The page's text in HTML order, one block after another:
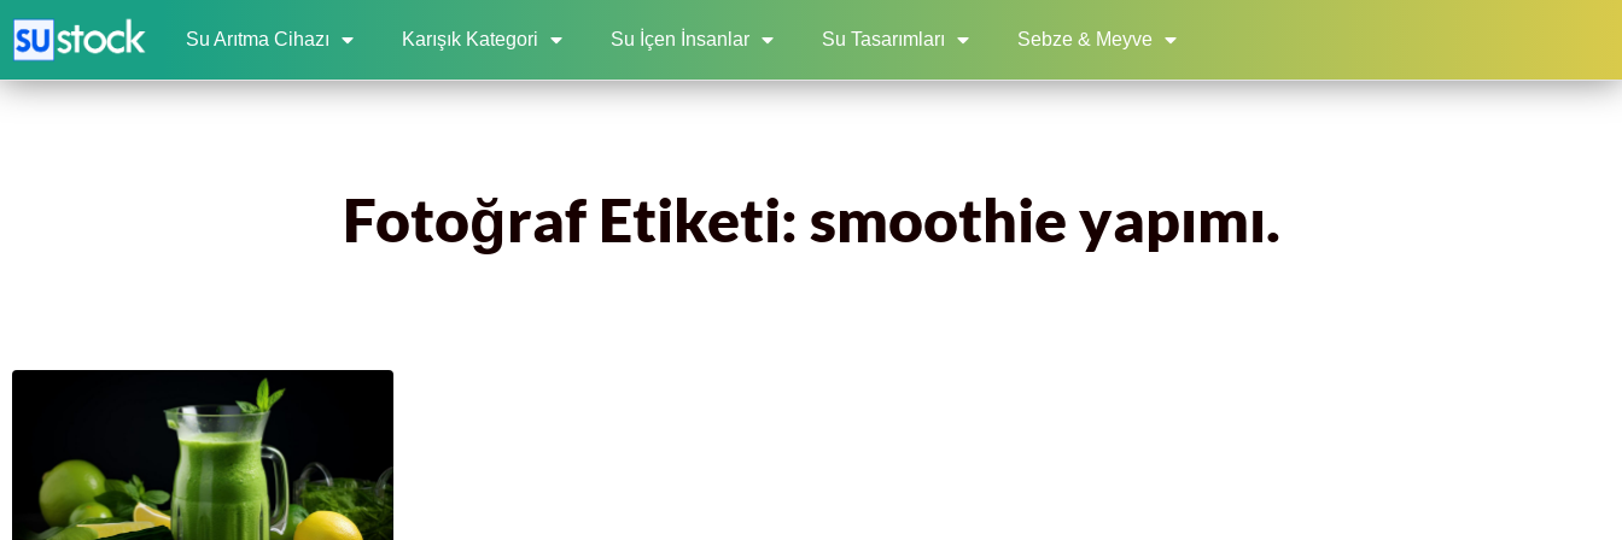
Su Arıtma Cihazı Karışık Kategori Su İçen İnsanlar Su Tasarımları Sebze & Meyve
Fotoğraf Etiketi: smoothie yapımı.